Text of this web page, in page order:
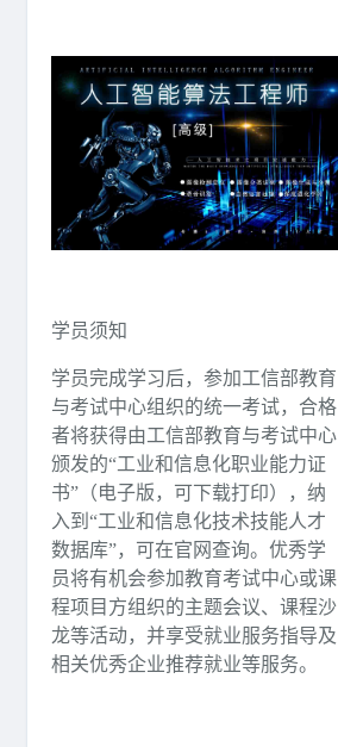
学员须知
学员完成学习后，参加工信部教育
与考试中心组织的统一考试，合格
者将获得由工信部教育与考试中心
颁发的“工业和信息化职业能力证
书”（电子版，可下载打印），纳
入到“工业和信息化技术技能人才
数据库”，可在官网查询。优秀学
员将有机会参加教育考试中心或课
程项目方组织的主题会议、课程沙
龙等活动，并享受就业服务指导及
相关优秀企业推荐就业等服务。